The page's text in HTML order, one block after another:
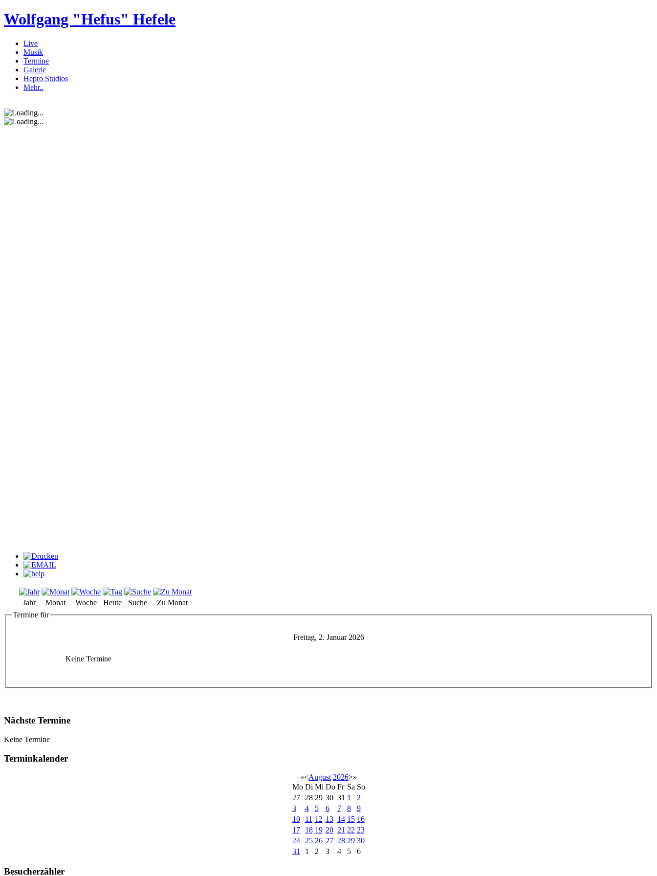
Wolfgang "Hefus" Hefele
Live
Musik
Termine
Galerie
Hepro Studios
Mehr..
Jahr Monat Woche Heute Suche
Zu Monat
Termine für
Freitag, 2. Januar 2026
Keine Termine
Nächste Termine
Keine Termine
Terminkalender
«<August 2026>»
Mo Di Mi Do Fr Sa So
27
28 29 30 31 1
2
3
4 5 6 7 8
9
10
11 12 13 14 15 16
17
18 19 20 21 22 23
24
25 26 27 28 29 30
31
1 2 3 4 5 6
Besucherzähler